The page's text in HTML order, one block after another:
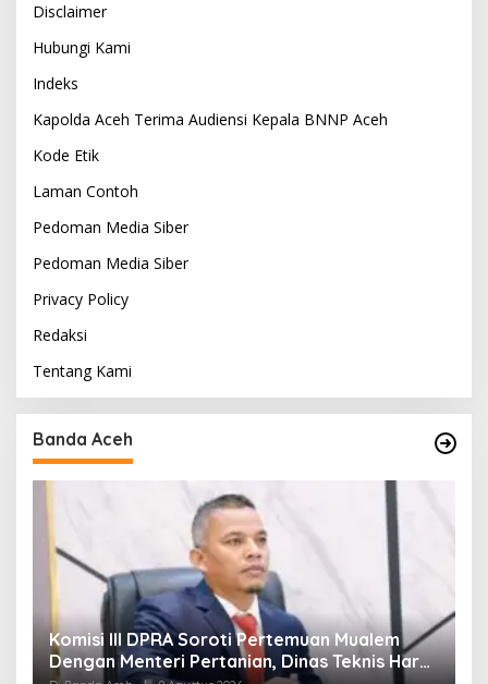
Disclaimer
Hubungi Kami
Indeks
Kapolda Aceh Terima Audiensi Kepala BNNP Aceh
Kode Etik
Laman Contoh
Pedoman Media Siber
Pedoman Media Siber
Privacy Policy
Redaksi
Tentang Kami
Banda Aceh
Komisi III DPRA Soroti Pertemuan Mualem
Dengan Menteri Pertanian, Dinas Teknis Harus